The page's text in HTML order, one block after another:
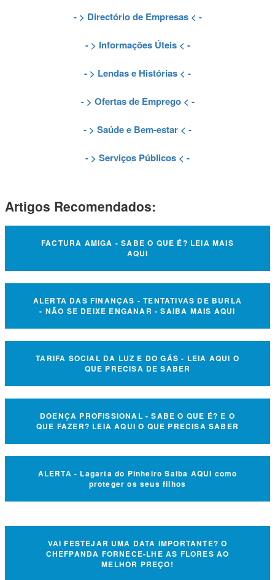
- > Directório de Empresas< -
- > Informações Úteis< -
- > Lendas e Histórias < -
- > Ofertas de Emprego< -
- > Saúde e Bem-estar < -
- > Serviços Públicos < -
Artigos Recomendados:
FACTURA AMIGA - SABE O QUE É? LEIA MAIS
AQUI
ALERTA DAS FINANÇAS - TENTATIVAS DE BURLA
- NÃO SE DEIXE ENGANAR - SAIBA MAIS AQUI
TARIFA SOCIAL DA LUZ E DO GÁS - LEIA AQUI O
QUE PRECISA DE SABER
DOENÇA PROFISSIONAL - SABE O QUE É? E O
QUE FAZER? LEIA AQUI O QUE PRECISA SABER
ALERTA - Lagarta do Pinheiro Saiba AQUI como
proteger os seus filhos
VAI FESTEJAR UMA DATA IMPORTANTE? O
CHEFPANDA FORNECE-LHE AS FLORES AO
MELHOR PREÇO!